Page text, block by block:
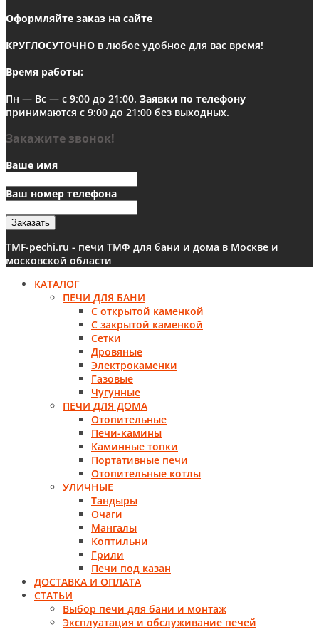
Оформляйте заказ на сайте
КРУГЛОСУТОЧНО в любое удобное для вас время!
Время работы:
Пн — Вс — с 9:00 до 21:00. Заявки по телефону
принимаются с 9:00 до 21:00 без выходных.
Закажите звонок!
Ваше имя
Ваш номер телефона
Заказать
TMF-pechi.ru - печи ТМФ для бани и дома в Москве и
московской области
КАТАЛОГ
ПЕЧИ ДЛЯ БАНИ
С открытой каменкой
С закрытой каменкой
Сетки
Дровяные
Электрокаменки
Газовые
Чугунные
ПЕЧИ ДЛЯ ДОМА
Отопительные
Печи-камины
Каминные топки
Портативные печи
Отопительные котлы
УЛИЧНЫЕ
Тандыры
Очаги
Мангалы
Коптильни
Грили
Печи под казан
ДОСТАВКА И ОПЛАТА
СТАТЬИ
Выбор печи для бани и монтаж
Эксплуатация и обслуживание печей